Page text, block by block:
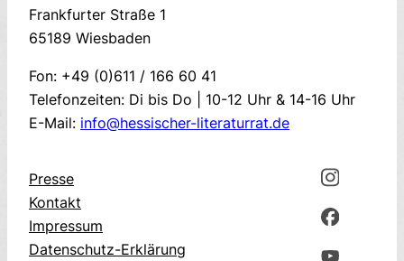
Frankfurter Straße 1
65189 Wiesbaden
Fon: +49 (0)611 / 166 60 41
Telefonzeiten: Di bis Do | 10-12 Uhr & 14-16 Uhr
E-Mail: info@hessischer-literaturrat.de
Presse
Kontakt
Impressum
Datenschutz-Erklärung